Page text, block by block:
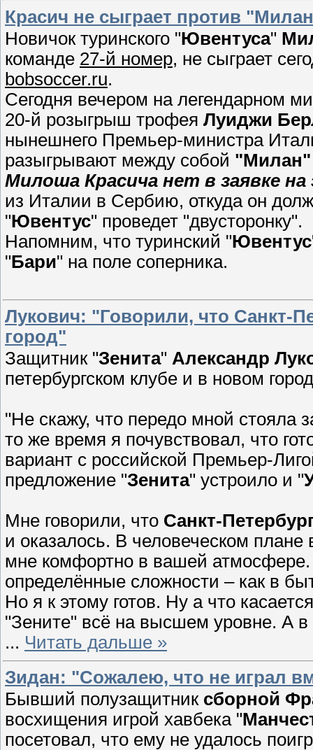
Красич не сыграет против
Новичок туринского "Ювентуса"
команде 27-й номер, не сыграет
bobsoccer.ru.
Сегодня вечером на легендарном
20-й розыгрыш трофея Луиджи
нынешнего Премьер-министра
разыгрывают между собой
Милоша Красича нет в заявке
из Италии в Сербию, откуда он
"Ювентус" проведет "двусторонку".
Напомним, что туринский "Ювентус
"Бари" на поле соперника.
Лукович: "Говорили, что Санкт-
город"
Защитник "Зенита" Александр
петербургском клубе и в новом
"Не скажу, что передо мной стояла
то же время я почувствовал, что
вариант с российской Премьер-
предложение "Зенита" устроило и "
Мне говорили, что Санкт-
и оказалось. В человеческом плане
мне комфортно в вашей
определённые сложности – как в
Но я к этому готов. Ну а что
"Зените" всё на высшем уровне. А
... Читать дальше »
Зидан: "Сожалею, что не играл
Бывший полузащитник сборной
восхищения игрой хавбека "
посетовал, что ему не удалось